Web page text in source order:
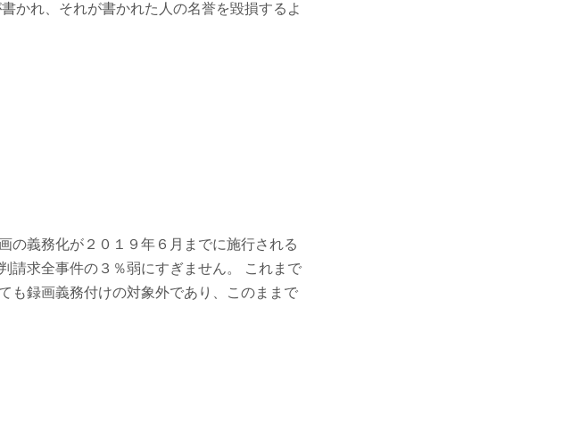
かれ、それが書かれた人の名誉を毀損するよ
の義務化が２０１９年６月までに施行される
請求全事件の３％弱にすぎません。 これまで
も録画義務付けの対象外であり、このままで